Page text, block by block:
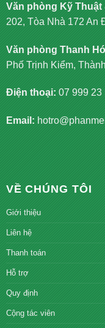
Văn phòng Kỹ Thuật
202, Tòa Nhà 172 An
Văn phòng Thanh
Phố Trịnh Kiểm,
Điện thoại: 07 999 23
Email:
VỀ CHÚNG TÔI
Giới thiệu
Liên hệ
Thanh toán
Hỗ trợ
Quy định
Cộng tác viên